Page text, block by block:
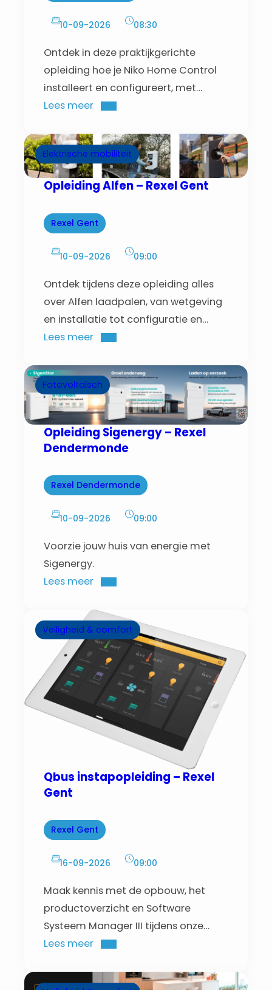
10-09-2026 08:30
Ontdek in deze praktijkgerichte
opleiding hoe je Niko Home Control
installeert en configureert, met
hands-on oefeningen en begeleiding
Lees meer
Elektrische mobiliteit
Opleiding Alfen – Rexel Gent
Rexel Gent
10-09-2026 09:00
Ontdek tijdens deze opleiding alles
over Alfen laadpalen, van wetgeving
en installatie tot configuratie en
gebruik, met praktische uitleg en
Lees meer
Fotovoltaïsch
Opleiding Sigenergy – Rexel
Dendermonde
Rexel Dendermonde
10-09-2026 09:00
Voorzie jouw huis van energie met
Sigenergy.
Lees meer
Veiligheid & comfort
Qbus instapopleiding – Rexel
Gent
Rexel Gent
16-09-2026 09:00
Maak kennis met de opbouw, het
productoverzicht en Software
Systeem Manager III tijdens onze
instapopleiding met praktijkgerichte
Lees meer